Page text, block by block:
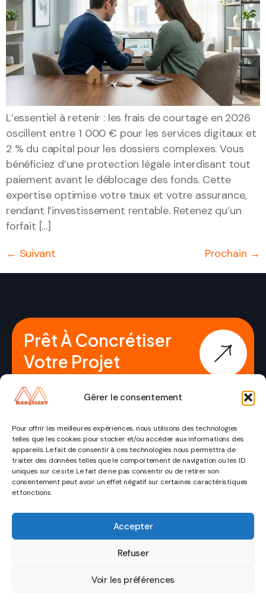
Gérer le consentement
Pour offrir les meilleures expériences, nous utilisons des technologies
telles que les cookies pour stocker et/ou accéder aux informations des
appareils. Le fait de consentir à ces technologies nous permettra de
traiter des données telles que le comportement de navigation ou les ID
uniques sur ce site. Le fait de ne pas consentir ou de retirer son
consentement peut avoir un effet négatif sur certaines caractéristiques
et fonctions.
Accepter
Refuser
Voir les préférences
L’essentiel à retenir : les frais de courtage en 2026
oscillent entre 1 000 € pour les services digitaux et
2 % du capital pour les dossiers complexes. Vous
bénéficiez d’une protection légale interdisant tout
paiement avant le déblocage des fonds. Cette
expertise optimise votre taux et votre assurance,
rendant l’investissement rentable. Retenez qu’un
forfait […]
← Suivant Prochain →
Prêt À Concrétiser
Votre Projet
Immobilier ?
pagesCatégorie
contact@marquiant.fr
Cookies